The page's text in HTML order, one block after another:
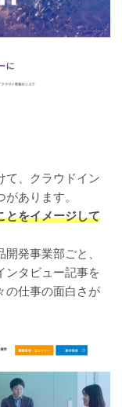
て、クラウドイン
あります。
とをイメージして
発事業部ごと、
ンタビュー記事を
の仕事の面白さが